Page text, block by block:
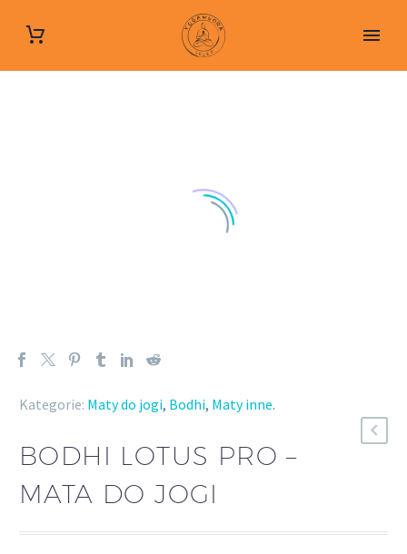
Kategorie: Maty do jogi, Bodhi, Maty inne.
BODHI LOTUS PRO –
MATA DO JOGI